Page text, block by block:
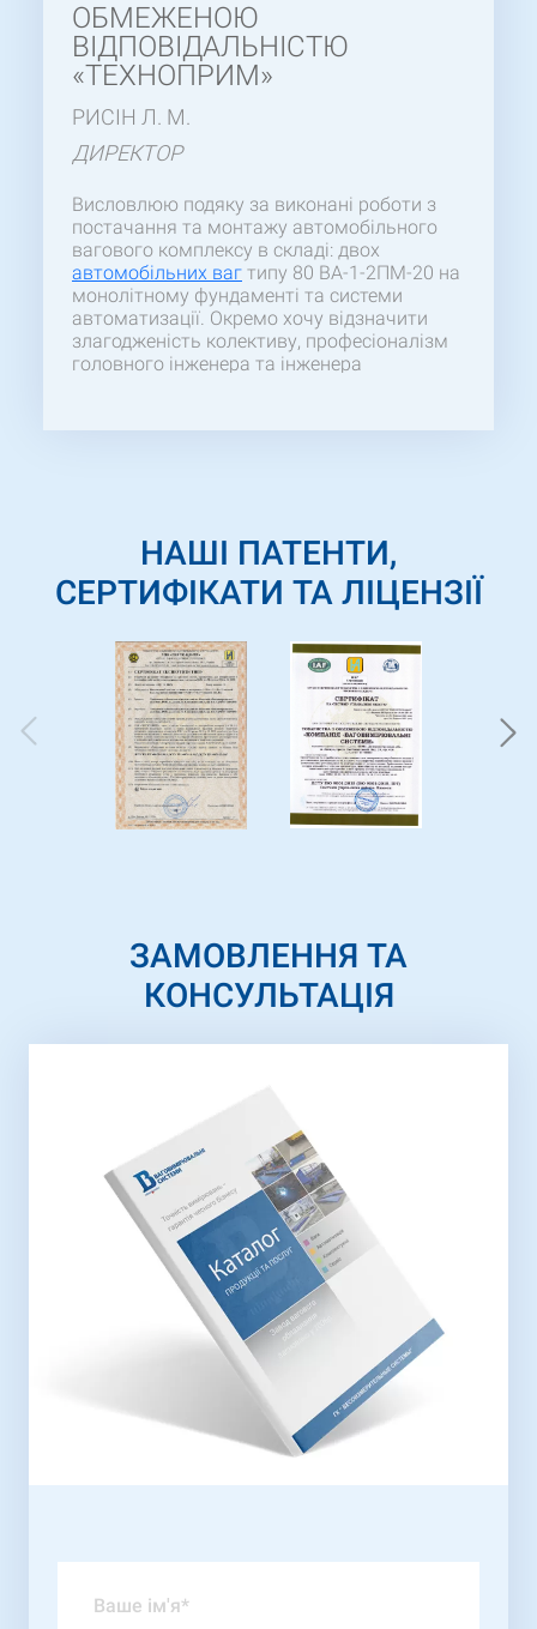
ОБМЕЖЕНОЮ
ВІДПОВІДАЛЬНІСТЮ
«ТЕХНОПРИМ»
РИСІН Л. М.
ДИРЕКТОР
Висловлюю подяку за виконані роботи з
постачання та монтажу автомобільного
вагового комплексу в складі: двох
автомобільних ваг типу 80 ВА-1-2ПМ-20 на
монолітному фундаменті та системи
автоматизації. Окремо хочу відзначити
злагодженість колективу, професіоналізм
головного інженера та інженера
автоматизації ваг. Роботи були виконані
НАШІ ПАТЕНТИ,
СЕРТИФІКАТИ ТА ЛІЦЕНЗІЇ
ЗАМОВЛЕННЯ ТА
КОНСУЛЬТАЦІЯ